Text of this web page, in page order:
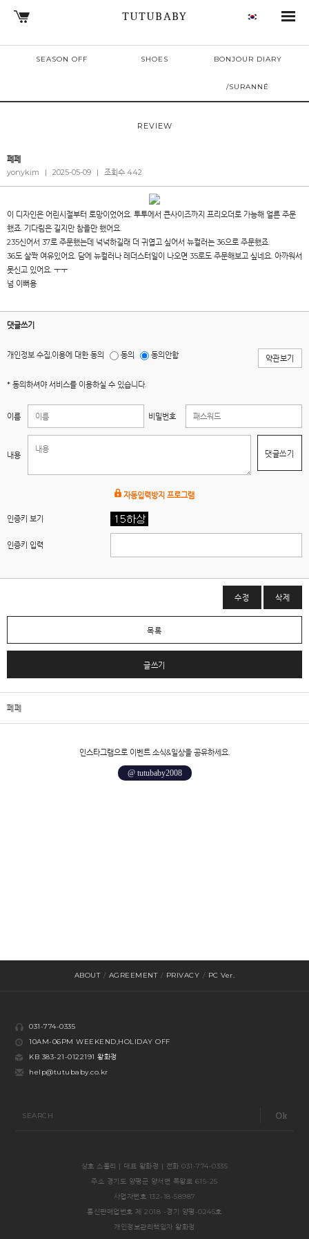
TUTUBABY
SEASON OFF SHOES BONJOUR DIARY
/SURANNÉ
REVIEW
페페
yonykim
| 2025-05-09 | 조회수 442
이 디자인은 어린시절부터 로망이었어요. 투투에서 큰사이즈까지 프리오더로 가능해 얼른 주문
했죠. 기다림은 길지만 참을만 했어요.
235신어서 37로 주문했는데 넉넉하길래 더 귀엽고 싶어서 뉴컬러는 36으로 주문했죠.
36도 살짝 여유있어요. 담에 뉴컬러나 레더스터일이 나오면 35로도 주문해보고 싶네요. 아까워서
못신고 있어요. ㅜㅜ
넘 이뻐용
댓글쓰기
개인정보 수집,이용에 대한 동의 동의 동의안함 약관보기
* 동의하셔야 서비스를 이용하실 수 있습니다.
이름 비밀번호
내용 댓글쓰기
자동입력방지 프로그램
인증키 보기
인증키 입력
수정 삭제
목록
글쓰기
페페
인스타그램으로 이벤트 소식&일상을 공유하세요.
@ tutubaby2008
ABOUT / AGREEMENT / PRIVACY / PC Ver.
031-774-0335
10AM-06PM WEEKEND,HOLIDAY OFF
KB 383-21-0122191 왕화정
help@tutubaby.co.kr
SEARCH
상호 스몰리 | 대표 왕화정 | 전화 031-774-0335
주소 경기도 양평군 양서면 목왕로 615-25
사업자번호 132-18-58987
통신판매업번호 제 2018 -경기 양평-0245호
개인정보관리책임자 왕화정